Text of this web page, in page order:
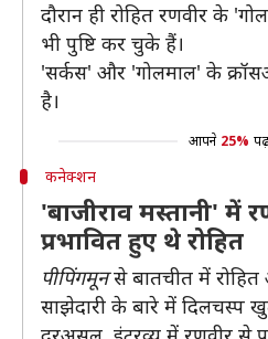
दौरान ही रोहित रणवीर के
भी पुष्टि कर चुके हैं।
'सर्कस' और 'गोलमाल' के
है।
आपने 25%
कनेक्शन
'बाजीराव मस्तानी' में
प्रभावित हुए थे रोहित
पीपिंगमूनसे बातचीत में
साझेदारी के बारे में दिलचस्प